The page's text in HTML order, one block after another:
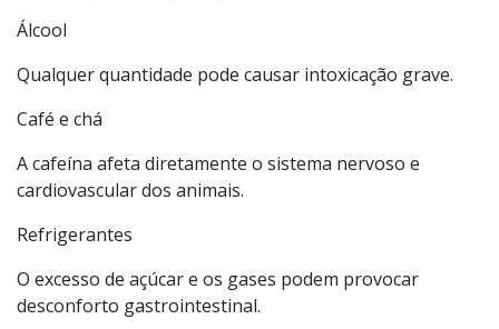
Álcool
Qualquer quantidade pode causar intoxicação grave.
Café e chá
A cafeína afeta diretamente o sistema nervoso e
cardiovascular dos animais.
Refrigerantes
O excesso de açúcar e os gases podem provocar
desconforto gastrointestinal.